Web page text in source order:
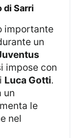
di Sarri
un
impose con
Luca Gotti.
un
le
nel